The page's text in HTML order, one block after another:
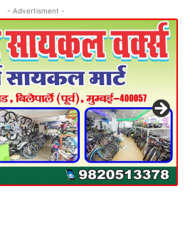
- Advertisment -